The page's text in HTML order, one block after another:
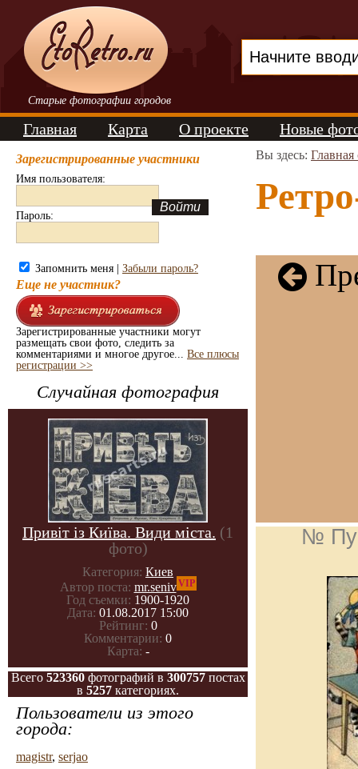
Старые фотографии городов
Главная Карта О проекте Новые
Зарегистрированные участники
Имя пользователя:
Пароль:
Запомнить меня | Забыли пароль?
Еще не участник?
Зарегистрированные участники могут
размещать свои фото, следить за
комментариями и многое другое... Все плюсы
регистрации >>
Случайная фотография
Привіт із Київа. Види міста. (1
фото)
Категория: Киев
Автор поста: mr.senivVIP
Год съемки: 1900-1920
Дата: 01.08.2017 15:00
Рейтинг: 0
Комментарии: 0
Карта: -
Всего 523360фотографий в 300757постах
в 5257 категориях.
Пользователи из этого
города:
magistr, serjao
Вы здесь: Главная
№